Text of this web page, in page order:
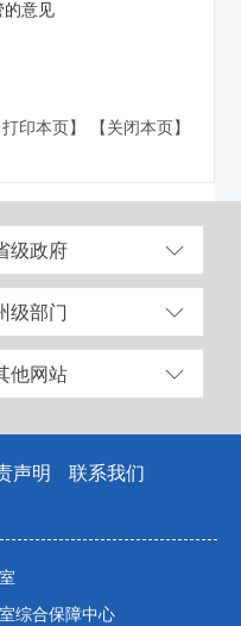
的意见
打印本页】 【关闭本页】
级政府
级部门
他网站
声明
联系我们
综合保障中心